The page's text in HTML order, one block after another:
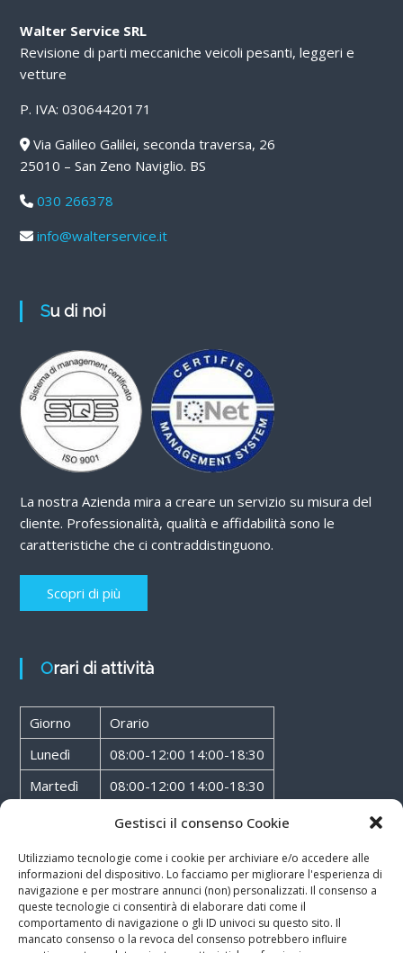
Gestisci il consenso Cookie
Utilizziamo tecnologie come i cookie per archiviare e/o accedere alle
informazioni del dispositivo. Lo facciamo per migliorare l'esperienza di
navigazione e per mostrare annunci (non) personalizzati. Il consenso a
queste tecnologie ci consentirà di elaborare dati come il
comportamento di navigazione o gli ID univoci su questo sito. Il
mancato consenso o la revoca del consenso potrebbero influire
Walter Service SRL
Revisione di parti meccaniche veicoli pesanti, leggeri e
vetture
P. IVA: 03064420171
Via Galileo Galilei, seconda traversa, 26
25010 – San Zeno Naviglio. BS
030 266378
info@walterservice.it
Su di noi
La nostra Azienda mira a creare un servizio su misura del
cliente. Professionalità, qualità e affidabilità sono le
caratteristiche che ci contraddistinguono.
Scopri di più
Orari di attività
Giorno
Orario
Lunedì
08:00-12:00 14:00-18:30
Martedì
08:00-12:00 14:00-18:30
08:00-12:00 14:00-18:30
Venerdì
08:00-12:00 14:00-18:30
Sabato
08:00-12:00